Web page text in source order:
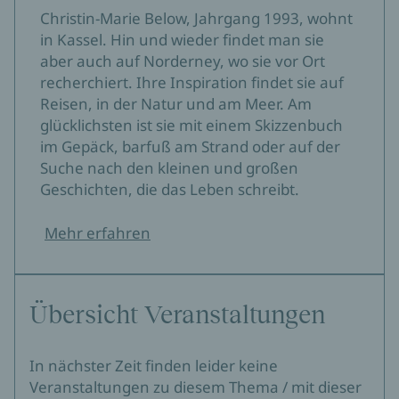
Liv liebt ihren Job als Intensivkrankenschwester,
auch wenn sie kaum noch Zeit für sich findet. Als
eine alte Schulfreundin auf ihrer Station nur knapp
überlebt, beschließt Liv, sich endlich wieder mehr
um sich selbst zu kümmern. Sie fährt nach
Norderney, wo sie früher oft mit ihren Großeltern
war und ihre Schwester Johanna mittlerweile ein
Café betreibt. Zwischen den unterschiedlichen
Schwestern kracht es schon beim ersten Treffen.
Doch als Liv erfährt, dass es schlecht um Johannas
Café steht, beschließt sie, ihr zu helfen. Und dann
Liebe und ein Neuanfang auf Norderney – eine
Christin-Marie Below, Jahrgang 1993, wohnt
in Kassel. Hin und wieder findet man sie
aber auch auf Norderney, wo sie vor Ort
recherchiert. Ihre Inspiration findet sie auf
Reisen, in der Natur und am Meer. Am
glücklichsten ist sie mit einem Skizzenbuch
im Gepäck, barfuß am Strand oder auf der
Suche nach den kleinen und großen
Geschichten, die das Leben schreibt.
Mehr erfahren
Übersicht Veranstaltungen
In nächster Zeit finden leider keine
Veranstaltungen zu diesem Thema / mit dieser